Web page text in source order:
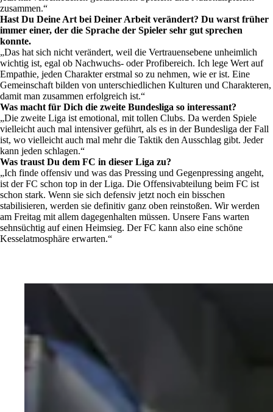
zusammen.“
Hast Du Deine Art bei Deiner Arbeit verändert? Du warst früher
immer einer, der die Sprache der Spieler sehr gut sprechen
konnte.
„Das hat sich nicht verändert, weil die Vertrauensebene unheimlich
wichtig ist, egal ob Nachwuchs- oder Profibereich. Ich lege Wert auf
Empathie, jeden Charakter erstmal so zu nehmen, wie er ist. Eine
Gemeinschaft bilden von unterschiedlichen Kulturen und Charakteren,
damit man zusammen erfolgreich ist.“
Was macht für Dich die zweite Bundesliga so interessant?
„Die zweite Liga ist emotional, mit tollen Clubs. Da werden Spiele
vielleicht auch mal intensiver geführt, als es in der Bundesliga der Fall
ist, wo vielleicht auch mal mehr die Taktik den Ausschlag gibt. Jeder
kann jeden schlagen.“
Was traust Du dem FC in dieser Liga zu?
„Ich finde offensiv und was das Pressing und Gegenpressing angeht,
ist der FC schon top in der Liga. Die Offensivabteilung beim FC ist
schon stark. Wenn sie sich defensiv jetzt noch ein bisschen
stabilisieren, werden sie definitiv ganz oben reinstoßen. Wir werden
am Freitag mit allem dagegenhalten müssen. Unsere Fans warten
sehnsüchtig auf einen Heimsieg. Der FC kann also eine schöne
Kesselatmosphäre erwarten.“